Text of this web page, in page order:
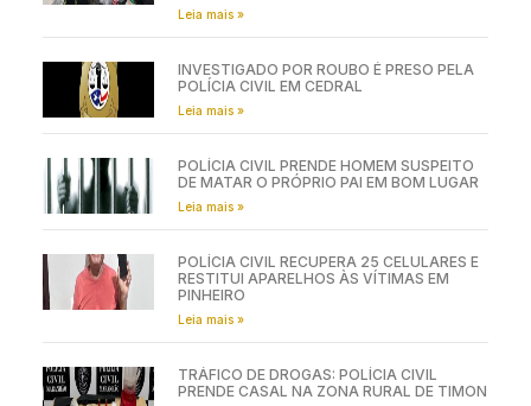
Leia mais »
INVESTIGADO POR ROUBO É PRESO PELA
POLÍCIA CIVIL EM CEDRAL
Leia mais »
POLÍCIA CIVIL PRENDE HOMEM SUSPEITO
DE MATAR O PRÓPRIO PAI EM BOM LUGAR
Leia mais »
POLÍCIA CIVIL RECUPERA 25 CELULARES E
RESTITUI APARELHOS ÀS VÍTIMAS EM
PINHEIRO
Leia mais »
TRÁFICO DE DROGAS: POLÍCIA CIVIL
PRENDE CASAL NA ZONA RURAL DE TIMON